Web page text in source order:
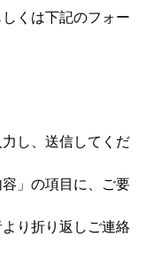
くは下記のフォー
し、送信してくだ
」の項目に、ご要
り折り返しご連絡